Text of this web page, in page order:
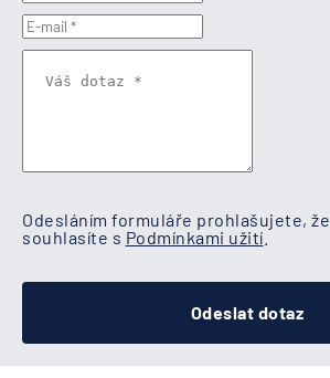
Odesláním formuláře prohlašujete, že
souhlasíte s Podmínkami užití
Odeslat dotaz